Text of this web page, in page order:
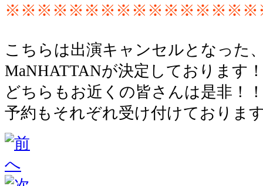
こちらは出演キャンセルとなった
MaNHATTANが決定しております
どちらもお近くの皆さんは是非！
予約もそれぞれ受け付けておりま